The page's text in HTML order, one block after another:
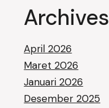
Archives
April 2026
Maret 2026
Januari 2026
Desember 2025